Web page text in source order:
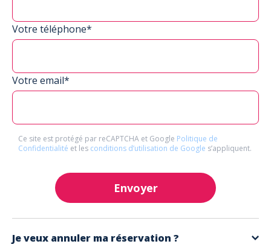
Votre téléphone*
Votre email*
Ce site est protégé par reCAPTCHA et Google Politique de
Confidentialité et les conditions d’utilisation de Google s’appliquent.
Envoyer
Je veux annuler ma réservation ?